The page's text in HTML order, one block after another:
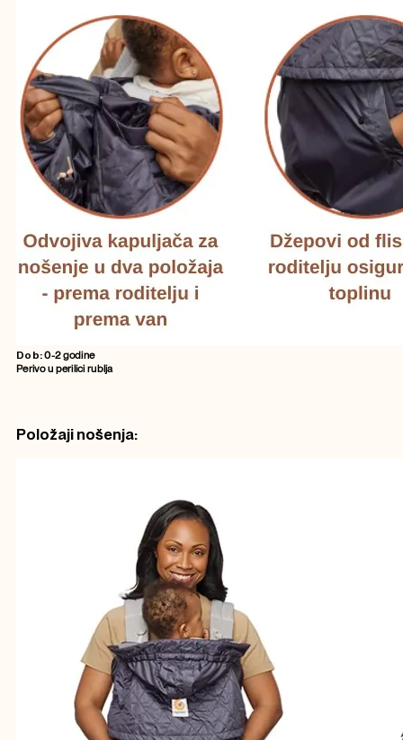
Dob:0-2 godine
Perivo u perilici rublja
Položaji nošenja: